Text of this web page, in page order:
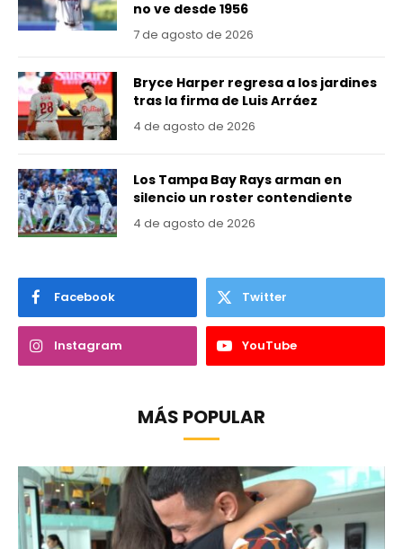
no ve desde 1956
7 de agosto de 2026
Bryce Harper regresa a los jardines
tras la firma de Luis Arráez
4 de agosto de 2026
Los Tampa Bay Rays arman en
silencio un roster contendiente
4 de agosto de 2026
Facebook Twitter
Instagram YouTube
MÁS POPULAR